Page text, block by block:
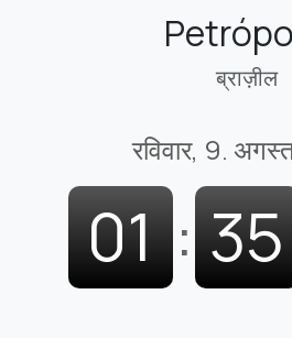
ब्राज़ील
रविवार, 9.
01 : 35